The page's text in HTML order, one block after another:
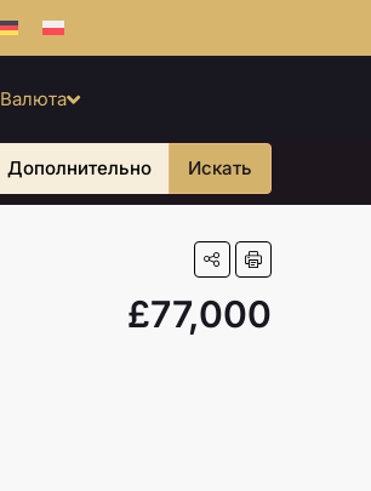
Валюта
Дополнительно Искать
£77,000